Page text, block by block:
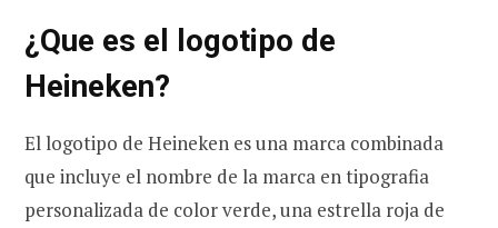
¿Que es el logotipo de
Heineken?
El logotipo de Heineken es una marca combinada
que incluye el nombre de la marca en tipografia
personalizada de color verde, una estrella roja de